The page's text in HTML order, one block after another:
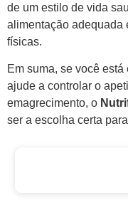
de um estilo de vida
alimentação adequada
físicas.
Em suma, se você
ajude a controlar o
emagrecimento, o
ser a escolha certa